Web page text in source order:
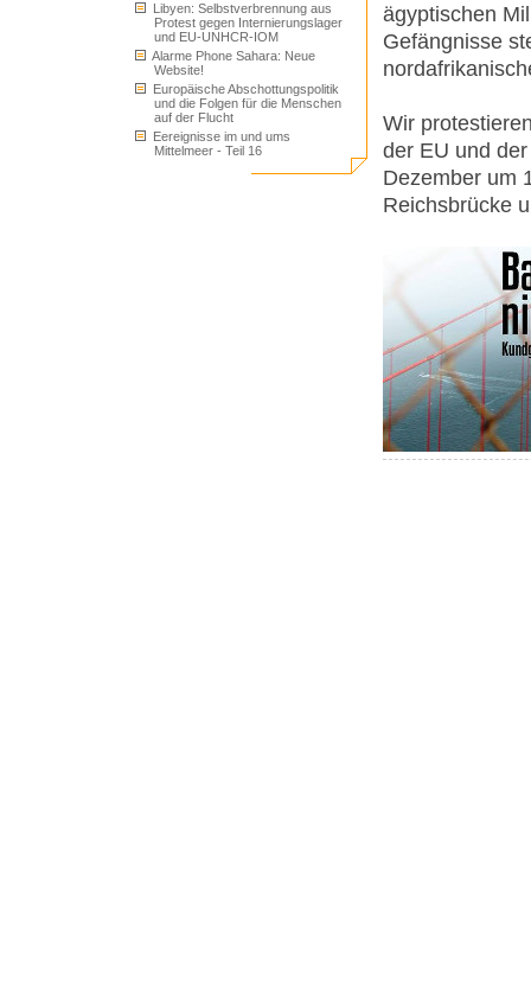
Libyen: Selbstverbrennung aus
Protest gegen Internierungslager
und EU-UNHCR-IOM
Alarme Phone Sahara: Neue
Website!
Europäische Abschottungspolitik
und die Folgen für die Menschen
auf der Flucht
Eereignisse im und ums
Mittelmeer - Teil 16
ägyptischen
Gefängnisse
Wir
der EU und
Dezember um
Reichsbrücke